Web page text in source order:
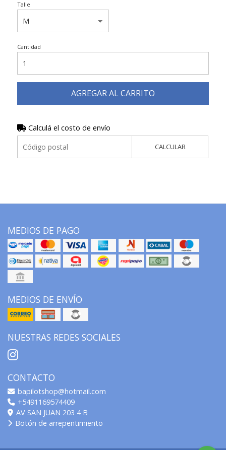
Talle
Cantidad
AGREGAR AL CARRITO
Calculá el costo de envío
CALCULAR
MEDIOS DE PAGO
MEDIOS DE ENVÍO
NUESTRAS REDES SOCIALES
CONTACTO
bapilotshop@hotmail.com
+5491169574409
AV SAN JUAN 203 4 B
Botón de arrepentimiento